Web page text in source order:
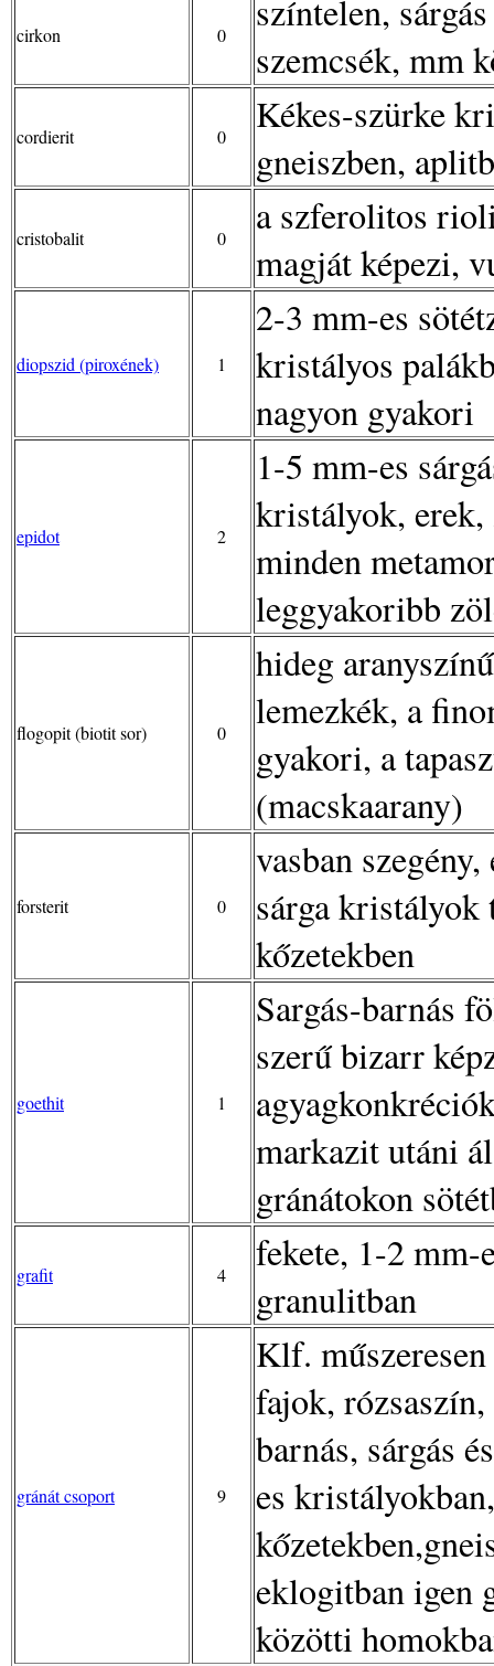
cirkon 0
színtelen,
szemcsék, mm
cordierit 0
Kékes-szürke
gneiszben,
cristobalit 0
a szferolitos
magját képezi,
diopszid (piroxének) 1
2-3 mm-es
kristályos
nagyon gyakori
epidot 2
1-5 mm-es
kristályok, erek,
minden
leggyakoribb
flogopit (biotit sor) 0
hideg
lemezkék, a
gyakori, a
(macskaarany)
forsterit 0
vasban
sárga kristályok
kőzetekben
goethit 1
Sargás-barnás
szerű bizarr
markazit utáni
gránátokon
grafit 4
fekete, 1-2 mm-
granulitban
gránát csoport 9
Klf.
fajok,
barnás, sárgás
es
eklogitban igen
közötti